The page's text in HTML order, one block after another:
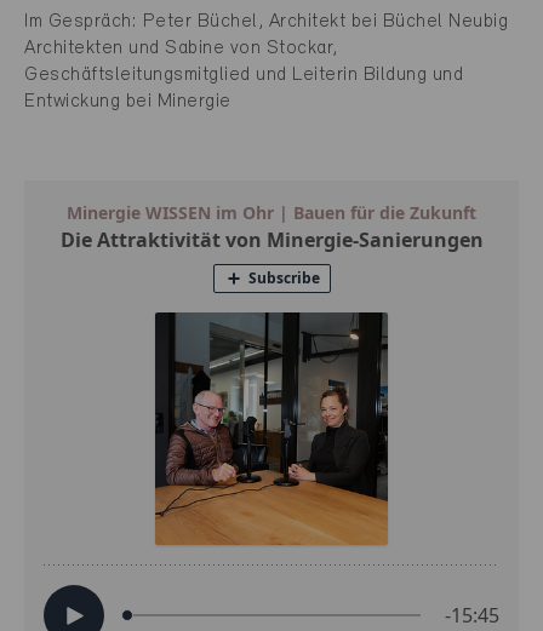
Im Gespräch: Peter Büchel, Architekt bei Büchel Neubig
Architekten und Sabine von Stockar,
Geschäftsleitungsmitglied und Leiterin Bildung und
Entwickung bei Minergie